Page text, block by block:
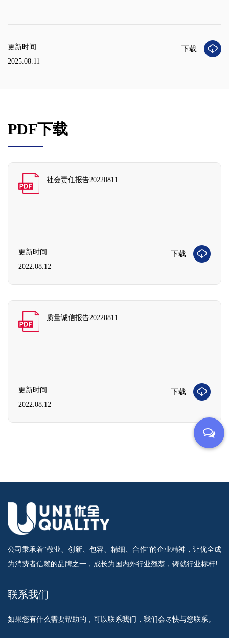
更新时间
2025.08.11
下载
PDF下载
社会责任报告20220811
更新时间
2022.08.12
下载
质量诚信报告20220811
更新时间
2022.08.12
下载
公司秉承着“敬业、创新、包容、精细、合作”的企业精神，让优全成
为消费者信赖的品牌之一，成长为国内外行业翘楚，铸就行业标杆!
联系我们
如果您有什么需要帮助的，可以联系我们，我们会尽快与您联系。